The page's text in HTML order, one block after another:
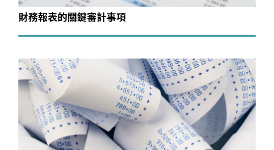
財務報表的關鍵審計事項